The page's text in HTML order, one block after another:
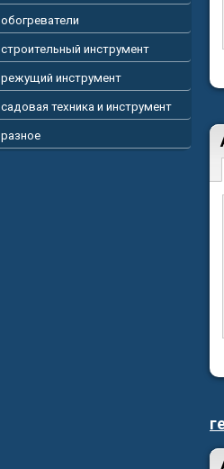
обогреватели
строительный инструмент
режущий инструмент
садовая техника и инструмент
разное